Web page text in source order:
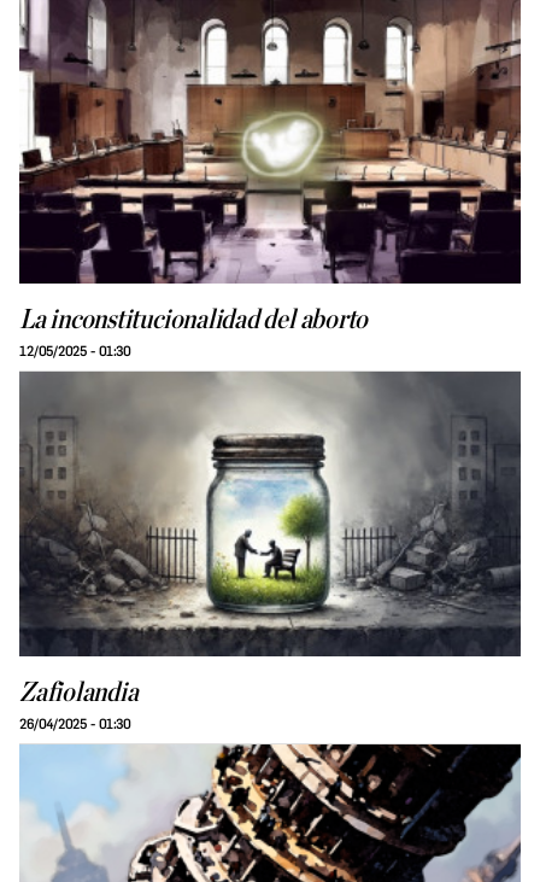
La inconstitucionalidad del aborto
12/05/2025 - 01:30
Zafiolandia
26/04/2025 - 01:30